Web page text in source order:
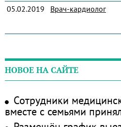
05.02.2019
Врач-кардиолог
НОВОЕ НА САЙТЕ
Сотрудники
вместе с семьями